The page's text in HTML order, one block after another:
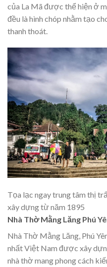
của La Mã được thể hiện ở
đều là hình chóp nhằm tạo
thanh thoát.
Tọa lạc ngay trung tâm thị
xây dựng từ năm 1895
Nhà Thờ Mằng Lăng Phú
Nhà Thờ Mằng Lăng, Phú
nhất Việt Nam được xây
nhà thờ mang phong cách